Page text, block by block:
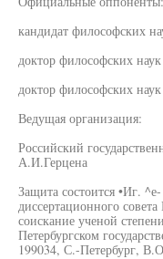
кандидат философских
доктор философских
доктор философских
Ведущая организация:
Российский
А.И.Герцена
Защита состоится •Иг.
диссертационного
соискание ученой
Петербургском
199034, С.-Петербург,